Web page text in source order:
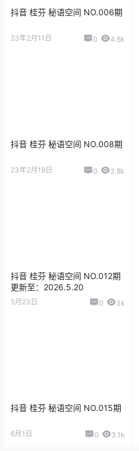
抖音 桂芬 秘语空间 NO.006期
23年2月11日 0 4.6k
抖音 桂芬 秘语空间 NO.008期
23年2月19日 0 3.8k
抖音 桂芬 秘语空间 NO.012期
更新至：2026.5.20
5月23日 0 3k
抖音 桂芬 秘语空间 NO.015期
6月1日 0 3.1k